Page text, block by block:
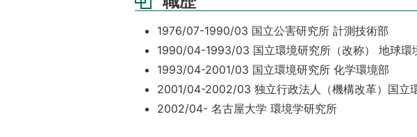
1976/07-1990/03 国立公害研究所 計測技術部
1990/04-1993/03 国立環境研究所（改称） 地球環
1993/04-2001/03 国立環境研究所 化学環境部
2001/04-2002/03 独立行政法人（機構改革）国立
2002/04- 名古屋大学 環境学研究所